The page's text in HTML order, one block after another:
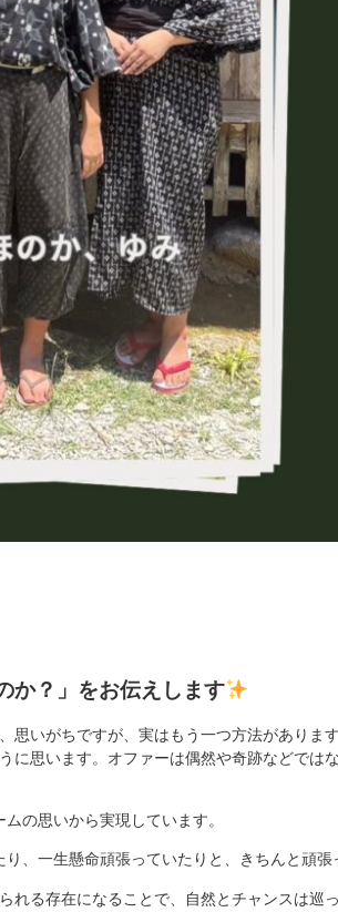
か？」をお伝えします
いがちですが、実はもう一つ方法がありま
思います。オファーは偶然や奇跡などでは
の思いから実現しています。
、一生懸命頑張っていたりと、きちんと頑張
る存在になることで、自然とチャンスは巡っ